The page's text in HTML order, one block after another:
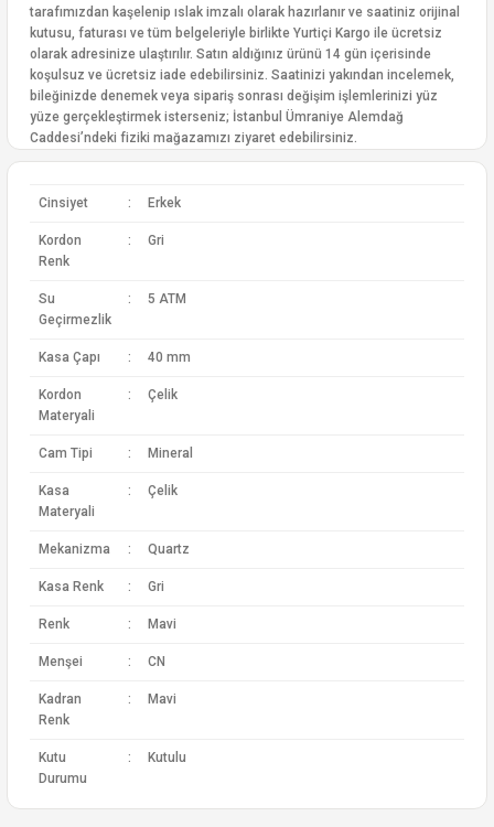
tarafımızdan kaşelenip ıslak imzalı olarak hazırlanır ve saatiniz orijinal
kutusu, faturası ve tüm belgeleriyle birlikte Yurtiçi Kargo ile ücretsiz
olarak adresinize ulaştırılır. Satın aldığınız ürünü 14 gün içerisinde
koşulsuz ve ücretsiz iade edebilirsiniz. Saatinizi yakından incelemek,
bileğinizde denemek veya sipariş sonrası değişim işlemlerinizi yüz
yüze gerçekleştirmek isterseniz; İstanbul Ümraniye Alemdağ
Caddesi’ndeki fiziki mağazamızı ziyaret edebilirsiniz.
Cinsiyet : Erkek
Kordon
Renk
: Gri
Su
Geçirmezlik
: 5 ATM
Kasa Çapı : 40 mm
Kordon
Materyali
: Çelik
Cam Tipi : Mineral
Kasa
Materyali
: Çelik
Mekanizma : Quartz
Kasa Renk : Gri
Renk : Mavi
Menşei : CN
Kadran
Renk
: Mavi
Kutu
Durumu
: Kutulu